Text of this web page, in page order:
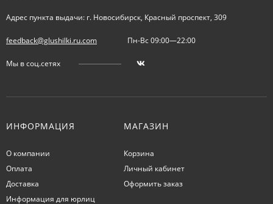
Адрес пункта выдачи: г. Новосибирск, Красный проспект, 309
feedback@glushilki.ru.com Пн-Вс 09:00—22:00
Мы в соц.сетях
ИНФОРМАЦИЯ
О компании
Оплата
Доставка
Информация для юрлиц
МАГАЗИН
Корзина
Личный кабинет
Оформить заказ